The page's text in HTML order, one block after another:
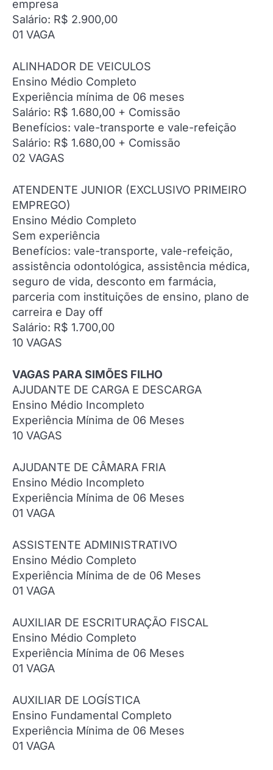
empresa
Salário: R$ 2.900,00
01 VAGA
ALINHADOR DE VEICULOS
Ensino Médio Completo
Experiência mínima de 06 meses
Salário: R$ 1.680,00 + Comissão
Benefícios: vale-transporte e vale-refeição
Salário: R$ 1.680,00 + Comissão
02 VAGAS
ATENDENTE JUNIOR (EXCLUSIVO PRIMEIRO
EMPREGO)
Ensino Médio Completo
Sem experiência
Benefícios: vale-transporte, vale-refeição,
assistência odontológica, assistência médica,
seguro de vida, desconto em farmácia,
parceria com instituições de ensino, plano de
carreira e Day off
Salário: R$ 1.700,00
10 VAGAS
VAGAS PARA SIMÕES FILHO
AJUDANTE DE CARGA E DESCARGA
Ensino Médio Incompleto
Experiência Mínima de 06 Meses
10 VAGAS
AJUDANTE DE CÂMARA FRIA
Ensino Médio Incompleto
Experiência Mínima de 06 Meses
01 VAGA
ASSISTENTE ADMINISTRATIVO
Ensino Médio Completo
Experiência Mínima de de 06 Meses
01 VAGA
AUXILIAR DE ESCRITURAÇÃO FISCAL
Ensino Médio Completo
Experiência Mínima de 06 Meses
01 VAGA
AUXILIAR DE LOGÍSTICA
Ensino Fundamental Completo
Experiência Mínima de 06 Meses
01 VAGA